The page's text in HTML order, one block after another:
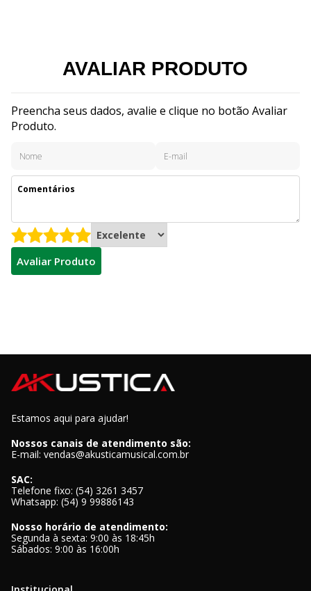
AVALIAR PRODUTO
Preencha seus dados, avalie e clique no botão Avaliar
Produto.
Avaliar Produto
Estamos aqui para ajudar!
Nossos canais de atendimento são:
E-mail: vendas@akusticamusical.com.br
SAC:
Telefone fixo: (54) 3261 3457
Whatsapp: (54) 9 99886143
Nosso horário de atendimento:
Segunda à sexta: 9:00 às 18:45h
Sábados: 9:00 às 16:00h